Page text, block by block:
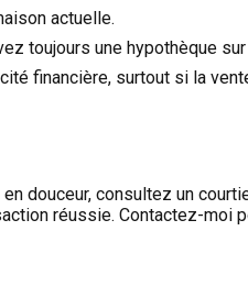
actuelle.
toujours une hypothèque
financière, surtout si la
douceur, consultez un
réussie. Contactez-moi